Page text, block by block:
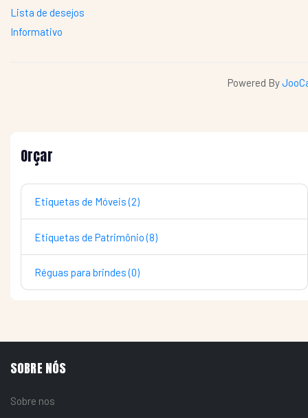
Lista de desejos
Informativo
Powered By
Orçar
Etiquetas de Móveis (2)
Etiquetas de Patrimônio (8)
Réguas para brindes (0)
SOBRE NÓS
Sobre nos